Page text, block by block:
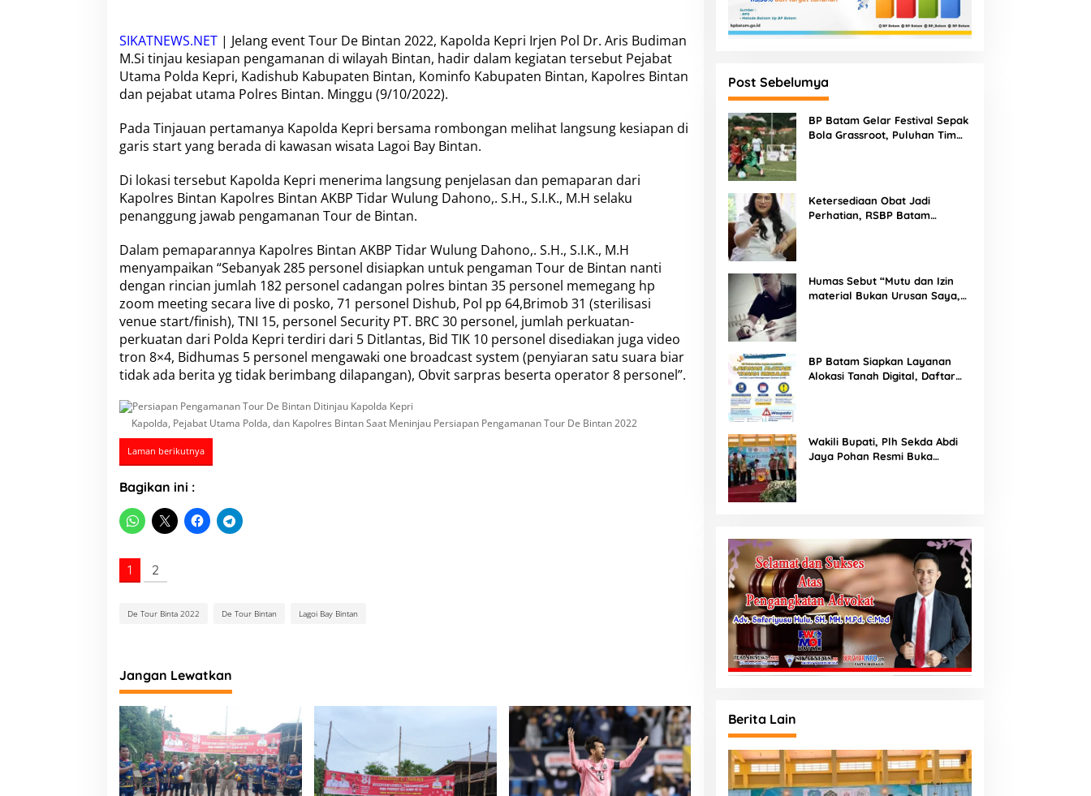
a
m
a
n
a
o
u
D
e
B
i
t
a
n
D
i
n
j
a
K
a
K
e
SIKATNEWS.NET | Jelang eventTour De Bintan 2022, Kapolda Kepri Irjen Pol Dr. Aris Budiman
M.Si tinjau kesiapan pengamanan di wilayah Bintan, hadir dalam kegiatan tersebut Pejabat
Utama Polda Kepri, Kadishub Kabupaten Bintan, Kominfo Kabupaten Bintan, Kapolres Bintan
dan pejabat utama Polres Bintan. Minggu (9/10/2022).
Pada Tinjauan pertamanya Kapolda Kepri bersama rombongan melihat langsung kesiapan di
garis start yang berada di kawasan wisata Lagoi Bay Bintan.
Di lokasi tersebut Kapolda Kepri menerima langsung penjelasan dan pemaparan dari
Kapolres Bintan Kapolres Bintan AKBP Tidar Wulung Dahono,. S.H., S.I.K., M.H selaku
penanggung jawab pengamanan Tour de Bintan.
Dalam pemaparannya Kapolres Bintan AKBP Tidar Wulung Dahono,. S.H., S.I.K., M.H
menyampaikan “Sebanyak 285 personel disiapkan untuk pengaman Tour de Bintan nanti
dengan rincian jumlah 182 personel cadangan polres bintan 35 personel memegang hp
zoom meeting secara live di posko, 71 personel Dishub, Pol pp 64,Brimob 31 (sterilisasi
venue start/finish), TNI 15, personel Security PT. BRC 30 personel, jumlah perkuatan-
perkuatan dari Polda Kepri terdiri dari 5 Ditlantas, Bid TIK 10 personel disediakan juga video
tron 8×4, Bidhumas 5 personel mengawaki one broadcast system (penyiaran satu suara biar
tidak ada berita yg tidak berimbang dilapangan), Obvit sarpras beserta operator 8 personel”.
Kapolda, Pejabat Utama Polda, dan Kapolres Bintan Saat Meninjau Persiapan Pengamanan Tour De Bintan 2022
Laman berikutnya
Bagikan ini :
1 2
De Tour Binta 2022 De Tour Bintan Lagoi Bay Bintan
Jangan Lewatkan
Post Sebelumya
BP Batam Gelar Festival Sepak
Bola Grassroot, Puluhan Tim
Ketersediaan Obat Jadi
Perhatian, RSBP Batam
Humas Sebut “Mutu dan Izin
material Bukan Urusan Saya,
BP Batam Siapkan Layanan
Alokasi Tanah Digital, Daftar
Wakili Bupati, Plh Sekda Abdi
Jaya Pohan Resmi Buka
Berita Lain